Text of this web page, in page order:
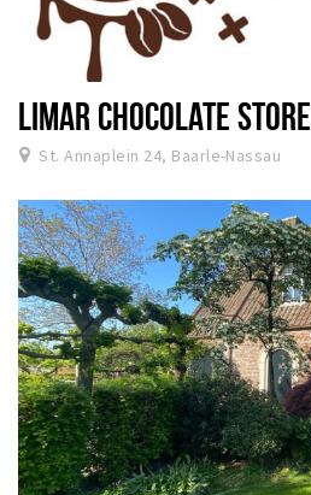
LIMAR CHOCOLATE STORE
St. Annaplein 24, Baarle-Nassau